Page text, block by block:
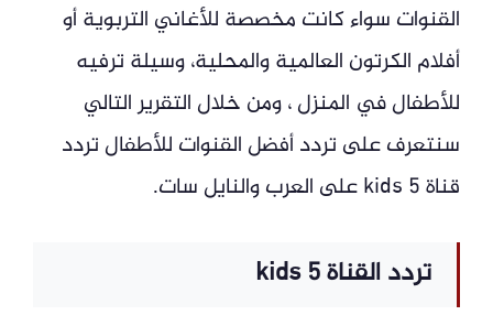
القنوات سواء كانت مخصصة للأغاني التربوية أو
أفلام الكرتون العالمية والمحلية، وسيلة ترفيه
للأطفال في المنزل ، ومن خلال التقرير التالي
سنتعرف على تردد أفضل القنوات للأطفال تردد
قناة 5 kids على العرب والنايل سات.
تردد القناة 5 kids